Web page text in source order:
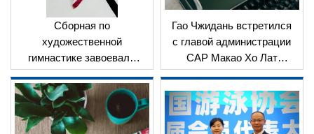
Сборная по
художественной
гимнастике завоевала
одно золото и два
серебра в первом
появлении нового
олимпийского цикла
Гао Чжидань встретился
с главой администрации
САР Макао Хо Лат
Сенгом и
проконтролировал
подготовку к 15-м
Национальным играм